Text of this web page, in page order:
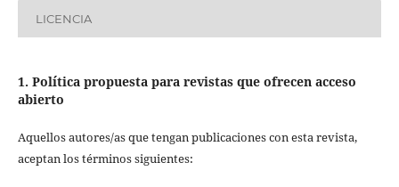
LICENCIA
1. Política propuesta para revistas que ofrecen acceso
abierto
Aquellos autores/as que tengan publicaciones con esta revista,
aceptan los términos siguientes: